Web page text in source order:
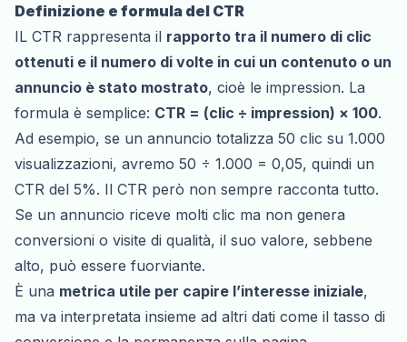
Definizione e formula del CTR
IL CTR rappresenta il rapporto tra il numero di clic
ottenuti e il numero di volte in cui un contenuto o un
annuncio è stato mostrato, cioè le impression. La
formula è semplice: CTR = (clic ÷ impression) × 100.
Ad esempio, se un annuncio totalizza 50 clic su 1.000
visualizzazioni, avremo 50 ÷ 1.000 = 0,05, quindi un
CTR del 5%. Il CTR però non sempre racconta tutto.
Se un annuncio riceve molti clic ma non genera
conversioni o visite di qualità, il suo valore, sebbene
alto, può essere fuorviante.
È una metrica utile per capire l’interesse iniziale,
ma va interpretata insieme ad altri dati come il tasso di